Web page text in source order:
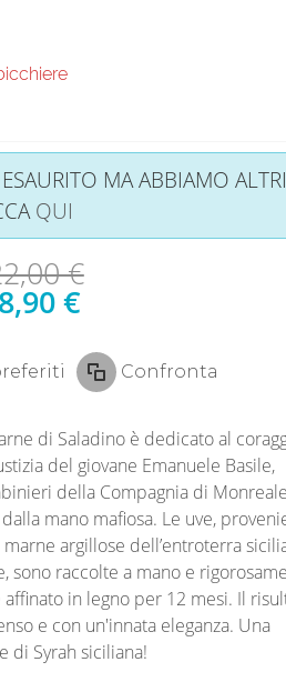
MA ABBIAMO
QUI
€
€
Confronta
di Saladino è dedicato al
del giovane Emanuele Basile,
della Compagnia di
mano mafiosa. Le uve,
argillose dell’entroterra
sono raccolte a mano e
in legno per 12 mesi. Il
e con un'innata eleganza. Una
di Syrah siciliana!